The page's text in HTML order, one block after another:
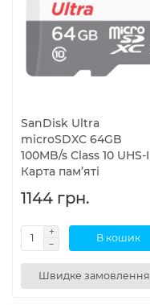
SanDisk Ultra
microSDXC 64GB
100MB/s Class 10 UHS-I
Карта пам’яті
1144 грн.
В кошик
Швидке замовлення